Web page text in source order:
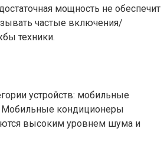
мощность не обеспечит
частые включения/
техники.
устройств: мобильные
Мобильные кондиционеры
высоким уровнем шума и